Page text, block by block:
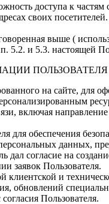
доступа к
своих
выше (
5.2. и 5.3. настоящей
ПОЛЬЗОВАТЕЛЯ
на сайте, для
включая
для обеспечения
данных,
дал согласие на
заявок Пользователя.
клиентской и
обновлений
Пользователя.